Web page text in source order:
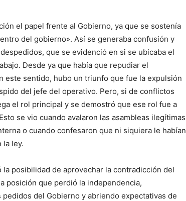
el papel frente al Gobierno, ya que se sostenía
del gobierno». Así se generaba confusión y
que se evidenció en si se ubicaba el
Desde ya que había que repudiar el
este sentido, hubo un triunfo que fue la expulsión
del jefe del operativo. Pero, si de conflictos
el rol principal y se demostró que ese rol fue a
se vio cuando avalaron las asambleas ilegítimas
o cuando confesaron que ni siquiera le habían
la ley.
posibilidad de aprovechar la contradicción del
posición que perdió la independencia,
del Gobierno y abriendo expectativas de